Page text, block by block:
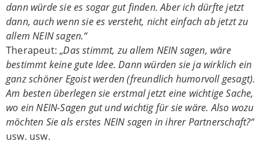
dann würde sie es sogar gut finden. Aber ich dürfte jetzt
dann, auch wenn sie es versteht, nicht einfach ab jetzt zu
allem NEIN sagen.“
Therapeut: „Das stimmt, zu allem NEIN sagen, wäre
bestimmt keine gute Idee. Dann würden sie ja wirklich ein
ganz schöner Egoist werden (freundlich humorvoll gesagt).
Am besten überlegen sie erstmal jetzt eine wichtige Sache,
wo ein NEIN-Sagen gut und wichtig für sie wäre. Also wozu
möchten Sie als erstes NEIN sagen in ihrer Partnerschaft?“
usw. usw.